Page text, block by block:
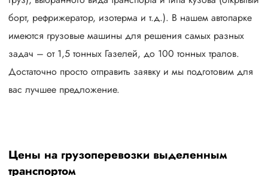
борт, рефрижератор, изотерма и т.д.). В нашем автопарке
имеются грузовые машины для решения самых разных
задач – от 1,5 тонных Газелей, до 100 тонных тралов.
Достаточно просто отправить заявку и мы подготовим для
вас лучшее предложение.
Цены на грузоперевозки выделенным
транспортом